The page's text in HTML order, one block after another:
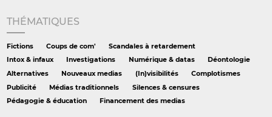
THÉMATIQUES
Fictions Coups de com'
Scandales à retardement
Intox & infaux
Investigations Numérique & datas
Déontologie
Alternatives
Nouveaux medias (In)visibilités
Complotismes
Publicité
Médias traditionnels
Silences & censures
Pédagogie & éducation
Financement des medias